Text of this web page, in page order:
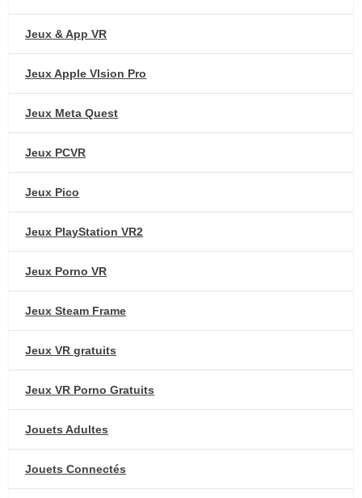
Jeux & App VR
Jeux Apple VIsion Pro
Jeux Meta Quest
Jeux PCVR
Jeux Pico
Jeux PlayStation VR2
Jeux Porno VR
Jeux Steam Frame
Jeux VR gratuits
Jeux VR Porno Gratuits
Jouets Adultes
Jouets Connectés